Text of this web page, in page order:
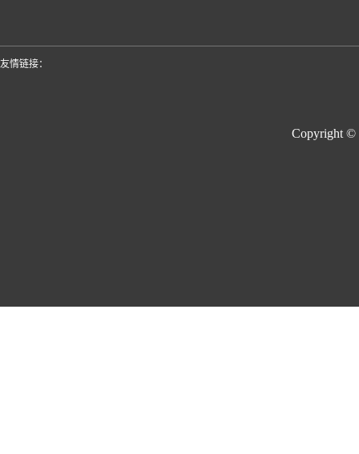
友情链接：
Copyright ©